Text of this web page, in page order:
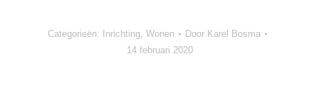
Categorieën: Inrichting, Wonen Door Karel Bosma
14 februari 2020